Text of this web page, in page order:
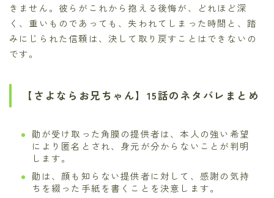
きません。彼らがこれから抱える後悔が、どれほど深
く、重いものであっても、失われてしまった時間と、踏
みにじられた信頼は、決して取り戻すことはできないの
です。
【さよならお兄ちゃん】15話のネタバレまとめ
勛が受け取った角膜の提供者は、本人の強い希望
により匿名とされ、身元が分からないことが判明
します。
勛は、顔も知らない提供者に対して、感謝の気持
ちを綴った手紙を書くことを決意します。